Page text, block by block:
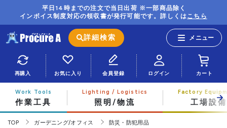
平日14時までの注文で当日出荷 ※一部商品除く
インボイス制度対応の領収書が発行可能です。詳しくはこちら
詳細検索
再購入 お気に入り 会員登録 ログイン カート
作業工具 照明/物流 工場設備
TOP ガーデニング/オフィス 防災・防犯用品